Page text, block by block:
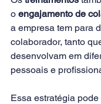
o engajamento de
a empresa tem para
colaborador, tanto
desenvolvam em
pessoais e
Essa estratégia